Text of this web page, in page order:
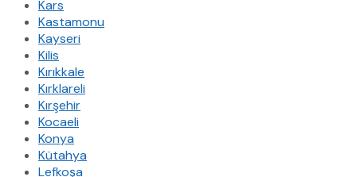
Kars
Kastamonu
Kayseri
Kilis
Kırıkkale
Kırklareli
Kırşehir
Kocaeli
Konya
Kütahya
Lefkoşa